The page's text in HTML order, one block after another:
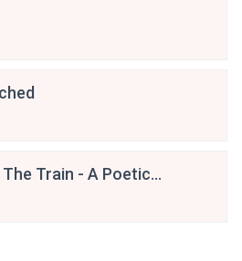
The Train - A Poetic